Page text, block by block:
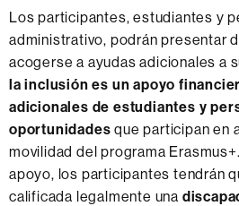
Los participantes, estudiantes y
administrativo, podrán presentar
acogerse a ayudas adicionales a
la inclusión es un apoyo
adicionales de estudiantes y
oportunidades que participan en
movilidad del programa
apoyo, los participantes tendrán
calificada legalmente una